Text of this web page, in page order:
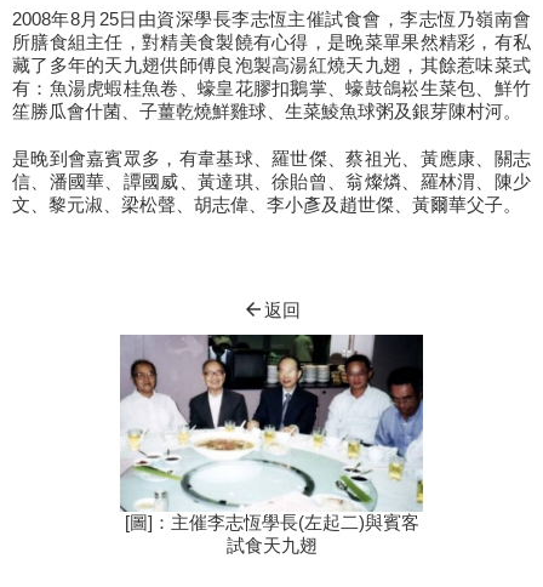
2008年8月25日由資深學長李志恆主催試食會，李志恆乃嶺南會
所膳食組主任，對精美食製饒有心得，是晚菜單果然精彩，有私
藏了多年的天九翅供師傅良泡製高湯紅燒天九翅，其餘惹味菜式
有：魚湯虎蝦桂魚卷、蠔皇花膠扣鵝掌、蠔鼓鴿崧生菜包、鮮竹
笙勝瓜會什菌、子薑乾燒鮮雞球、生菜鯪魚球粥及銀芽陳村河。
是晚到會嘉賓眾多，有韋基球、羅世傑、蔡祖光、黃應康、關志
信、潘國華、譚國威、黃達琪、徐貽曾、翁燦燐、羅林渭、陳少
文、黎元淑、梁松聲、胡志偉、李小彥及趙世傑、黃爾華父子。
arrow_back返回
[圖]：主催李志恆學長(左起二)與賓客
試食天九翅